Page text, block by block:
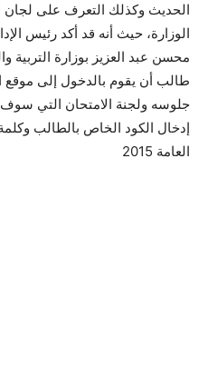
الحديث وكذلك التعرف على لجان
الوزارة، حيث أنه قد أكد رئيس
محسن عبد العزيز بوزارة التربية
طالب أن يقوم بالدخول إلى موقع
جلوسه ولجنة الامتحان التي
إدخال الكود الخاص بالطالب
العامة 2015